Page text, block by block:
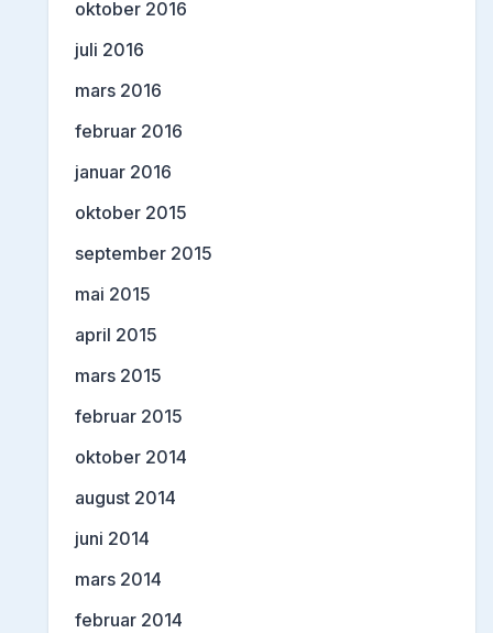
oktober 2016
juli 2016
mars 2016
februar 2016
januar 2016
oktober 2015
september 2015
mai 2015
april 2015
mars 2015
februar 2015
oktober 2014
august 2014
juni 2014
mars 2014
februar 2014